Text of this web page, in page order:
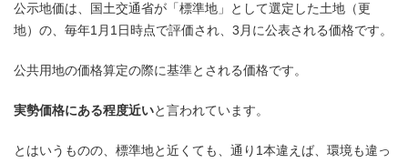
公示地価は、国土交通省が「標準地」として選定した土地（更
地）の、毎年1月1日時点で評価され、3月に公表される価格です。
公共用地の価格算定の際に基準とされる価格です。
実勢価格にある程度近いと言われています。
とはいうものの、標準地と近くても、通り1本違えば、環境も違っ